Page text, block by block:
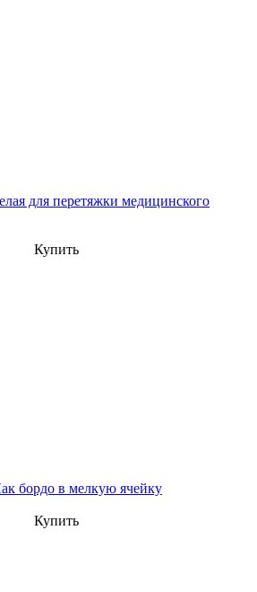
для перетяжки медицинского
Купить
бордо в мелкую ячейку
Купить